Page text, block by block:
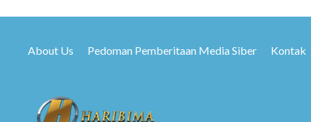
About Us Pedoman Pemberitaan Media Siber Kontak